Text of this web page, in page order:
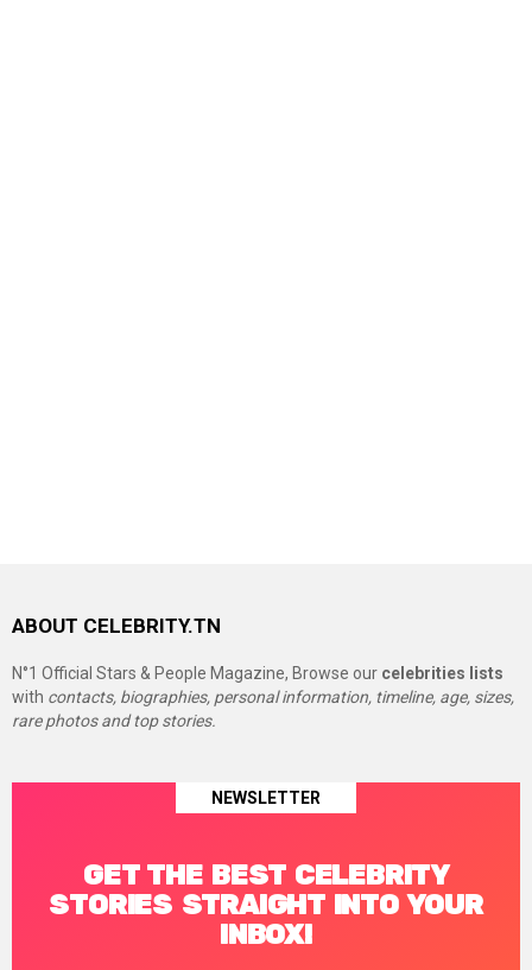
ABOUT CELEBRITY.TN
N°1 Official Stars & People Magazine, Browse our celebrities lists
with contacts, biographies, personal information, timeline, age, sizes,
rare photos and top stories.
NEWSLETTER
GET THE BEST CELEBRITY
STORIES STRAIGHT INTO YOUR
INBOX!